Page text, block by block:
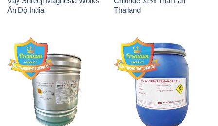
Ấn Độ India
Thailand